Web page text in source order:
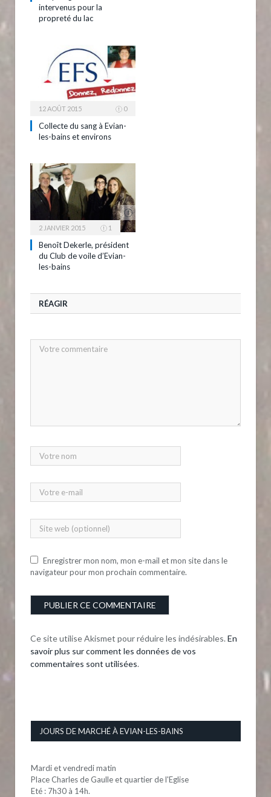
intervenus pour la
propreté du lac
12 AOÛT 2015 0
Collecte du sang à Evian-
les-bains et environs
2 JANVIER 2015 1
Benoît Dekerle, président
du Club de voile d’Evian-
les-bains
RÉAGIR
Enregistrer mon nom, mon e-mail et mon site dans le
navigateur pour mon prochain commentaire.
Ce site utilise Akismet pour réduire les indésirables. En
savoir plus sur comment les données de vos
commentaires sont utilisées.
JOURS DE MARCHÉ À EVIAN-LES-BAINS
Mardi et vendredi matin
Place Charles de Gaulle et quartier de l'Eglise
Eté : 7h30 à 14h.